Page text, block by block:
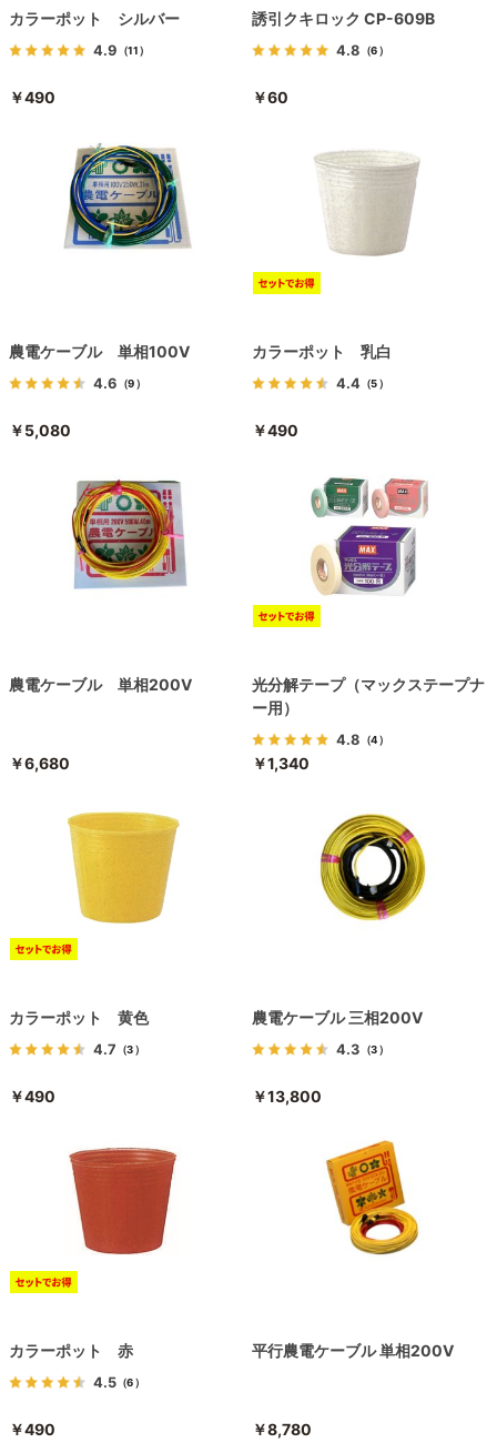
カラーポット シルバー
4.9 （11）
￥490
誘引クキロック CP-609B
4.8 （6）
￥60
農電ケーブル 単相100V
4.6 （9）
￥5,080
カラーポット 乳白
4.4 （5）
￥490
農電ケーブル 単相200V
￥6,680
光分解テープ（マックステープナ
ー用）
4.8 （4）
￥1,340
カラーポット 黄色
4.7 （3）
￥490
農電ケーブル 三相200V
4.3 （3）
￥13,800
カラーポット 赤
4.5（6）
￥490
平行農電ケーブル 単相200V
￥8,780